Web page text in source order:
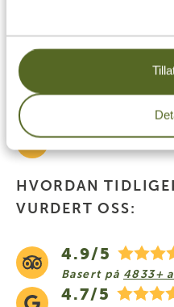
Svar innen 24 timer
Vi ordner alt
HVORDAN
VURDERT OSS:
4.9/5
Basert på 4833+
4.7/5